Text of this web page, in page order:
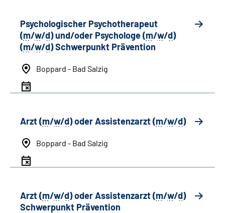
Psychologischer Psychotherapeut
(m/w/d) und/oder Psychologe (m/w/d)
(m/w/d) Schwerpunkt Prävention
Boppard - Bad Salzig
Arzt (m/w/d) oder Assistenzarzt (m/w/d)
Boppard - Bad Salzig
Arzt (m/w/d) oder Assistenzarzt (m/w/d)
Schwerpunkt Prävention